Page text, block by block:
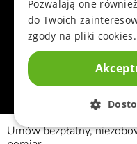
Umów bezpłatny,
KRAKÓW
KWIDZYN
ŁÓDŹ
© 2025 przez
Pozwalają one
do Twoich
zgody na pliki cookies.